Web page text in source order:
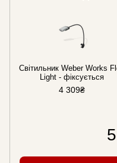
Світильник Weber Works
Light - фіксується
4 309₴